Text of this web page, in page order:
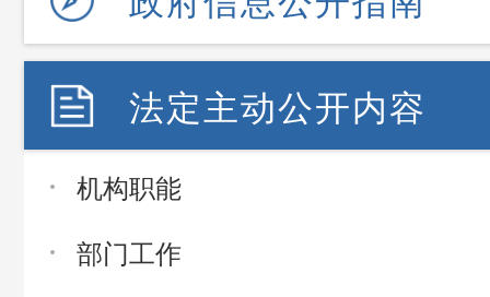
法定主动公开内容
机构职能
部门工作